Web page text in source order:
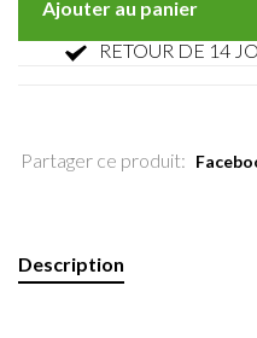
Ajouter au panier
RETOUR DE 14 JOURS
Partager ce produit:
Description